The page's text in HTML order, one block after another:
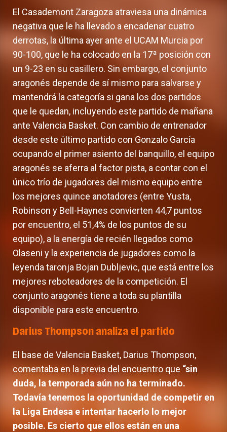
El Casademont Zaragoza atraviesa una dinámica
negativa que le ha llevado a encadenar cuatro
derrotas, la última ayer ante el UCAM Murcia por
90-100, que le ha colocado en la 17ª posición con
un 9-23 en su casillero. Sin embargo, el conjunto
aragonés depende de sí mismo para salvarse y
mantendrá la categoría si gana los dos partidos
que le quedan, incluyendo este partido de mañana
ante Valencia Basket. Con cambio de entrenador
desde este último partido con Gonzalo García
ocupando el primer asiento del banquillo, el equipo
aragonés se aferra al factor pista, a contar con el
único trío de jugadores del mismo equipo entre
los mejores quince anotadores (entre Yusta,
Robinson y Bell-Haynes convierten 44,7 puntos
por encuentro, el 51,4% de los puntos de su
equipo), a la energía de recién llegados como
Olaseni y la experiencia de jugadores como la
leyenda taronja Bojan Dubljevic, que está entre los
mejores reboteadores de la competición. El
conjunto aragonés tiene a toda su plantilla
disponible para este encuentro.
Darius Thompson analiza el partido
El base de Valencia Basket, Darius Thompson,
comentaba en la previa del encuentro que “sin
duda, la temporada aún no ha terminado.
Todavía tenemos la oportunidad de competir en
la Liga Endesa e intentar hacerlo lo mejor
posible. Es cierto que ellos están en una